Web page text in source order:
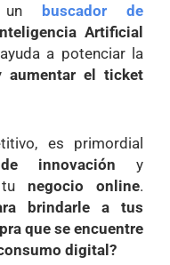
un buscador de
Artificial
a potenciar la
aumentar el ticket
es primordial
innovación y
negocio online.
brindarle a tus
que se encuentre
digital?